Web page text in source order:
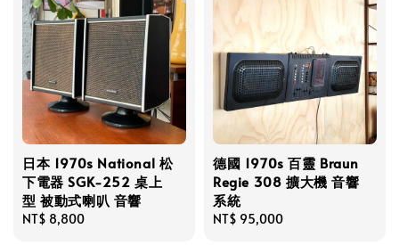
日本 1970s National 松
下電器 SGK-252 桌上
型 被動式喇叭 音響
Regular
NT$ 8,800
德國 1970s 百靈 Braun
Regie 308 擴大機 音響
系統
Regular
NT$ 95,000